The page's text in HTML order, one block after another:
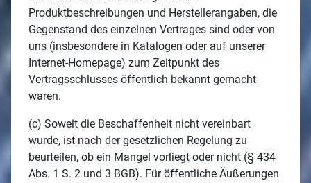
Produktbeschreibungen und Herstellerangaben, die
Gegenstand des einzelnen Vertrages sind oder von
uns (insbesondere in Katalogen oder auf unserer
Internet-Homepage) zum Zeitpunkt des
Vertragsschlusses öffentlich bekannt gemacht
waren.
(c) Soweit die Beschaffenheit nicht vereinbart
wurde, ist nach der gesetzlichen Regelung zu
beurteilen, ob ein Mangel vorliegt oder nicht (§ 434
Abs. 1 S. 2 und 3 BGB). Für öffentliche Äußerungen